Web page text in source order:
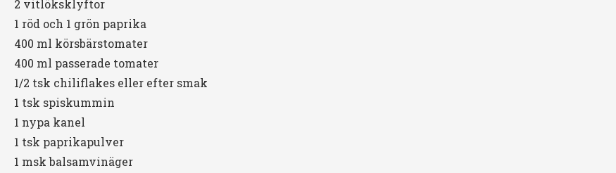
2 vitlöksklyftor
1 röd och 1 grön paprika
400 ml körsbärstomater
400 ml passerade tomater
1/2 tsk chiliflakes eller efter smak
1 tsk spiskummin
1 nypa kanel
1 tsk paprikapulver
1 msk balsamvinäger